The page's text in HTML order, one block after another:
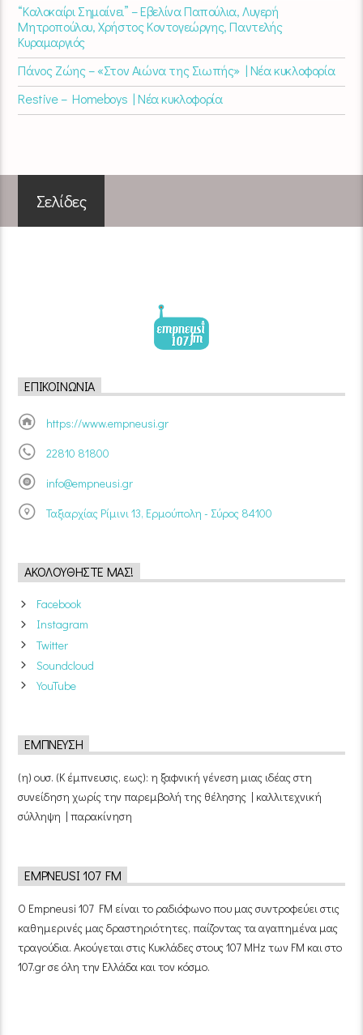
“Καλοκαίρι Σημαίνει” – Εβελίνα Παπούλια, Λυγερή
Μητροπούλου, Χρήστος Κοντογεώργης, Παντελής
Κυραμαργιός
Πάνος Ζώης – «Στον Αιώνα της Σιωπής» | Νέα κυκλοφορία
Restive – Homeboys | Νέα κυκλοφορία
Σελίδες
ΕΠΙΚΟΙΝΩΝΊΑ
https://www.empneusi.gr
22810 81800
info@empneusi.gr
Ταξιαρχίας Ρίμινι 13, Ερμούπολη - Σύρος 84100
ΑΚΟΛΟΥΘΉΣΤΕ ΜΑΣ!
Facebook
Instagram
Twitter
Soundcloud
YouTube
ΈΜΠΝΕΥΣΗ
(η) ουσ. (Κ έμπνευσις, εως): η ξαφνική γένεση μιας ιδέας στη
συνείδηση χωρίς την παρεμβολή της θέλησης | καλλιτεχνική
σύλληψη | παρακίνηση
EMPNEUSI 107 FM
Ο Empneusi 107 FM είναι το ραδιόφωνο που μας συντροφεύει στις
καθημερινές μας δραστηριότητες, παίζοντας τα αγαπημένα μας
τραγούδια. Ακούγεται στις Κυκλάδες στους 107 MHz των FM και στο
107.gr σε όλη την Ελλάδα και τον κόσμο.